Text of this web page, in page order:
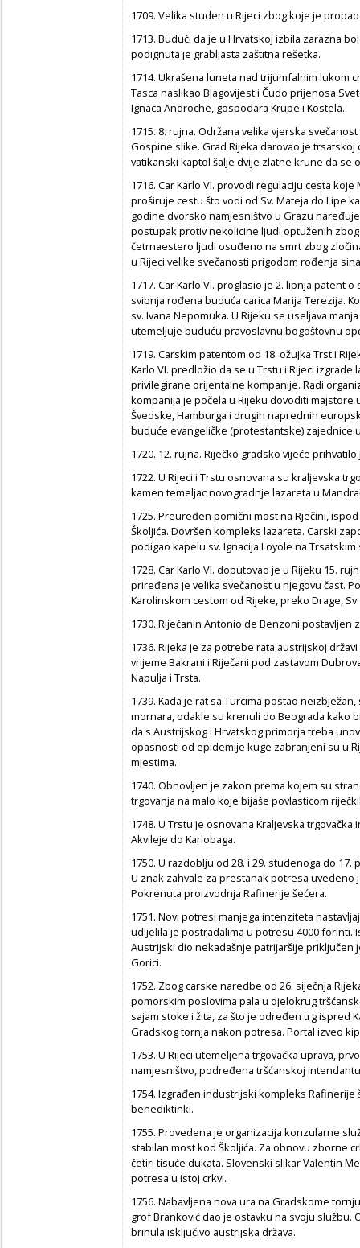
1709. Velika studen u Rijeci zbog koje je
1713. Budući da je u Hrvatskoj izbila zarazna
podignuta je grabljasta zaštitna rešetka.
1714. Ukrašena luneta nad trijumfalnim lukom
Tasca naslikao Blagovijest i Čudo prijenosa
Ignaca Androche, gospodara Krupe i Kostela.
1715. 8. rujna. Održana velika vjerska
Gospine slike. Grad Rijeka darovao je
vatikanski kaptol šalje dvije zlatne krune da se
1716. Car Karlo VI. provodi regulaciju cesta
proširuje cestu što vodi od Sv. Mateja do Lipe
godine dvorsko namjesništvo u Grazu
postupak protiv nekolicine ljudi optuženih
četrnaestero ljudi osuđeno na smrt zbog
u Rijeci velike svečanosti prigodom rođenja sina
1717. Car Karlo VI. proglasio je 2. lipnja patent
svibnja rođena buduća carica Marija Terezija.
sv. Ivana Nepomuka. U Rijeku se useljava
utemeljuje buduću pravoslavnu bogoštovnu
1719. Carskim patentom od 18. ožujka Trst i
Karlo VI. predložio da se u Trstu i Rijeci
privilegirane orijentalne kompanije. Radi
kompanija je počela u Rijeku dovoditi
Švedske, Hamburga i drugih naprednih
buduće evangeličke (protestantske) zajednice
1720. 12. rujna. Riječko gradsko vijeće
1722. U Rijeci i Trstu osnovana su kraljevska
kamen temeljac novogradnje lazareta u
1725. Preuređen pomični most na Rječini,
Školjića. Dovršen kompleks lazareta. Carski
podigao kapelu sv. Ignacija Loyole na
1728. Car Karlo VI. doputovao je u Rijeku 15.
priređena je velika svečanost u njegovu čast.
Karolinskom cestom od Rijeke, preko Drage,
1730. Riječanin Antonio de Benzoni postavljen
1736. Rijeka je za potrebe rata austrijskoj
vrijeme Bakrani i Riječani pod zastavom
Napulja i Trsta.
1739. Kada je rat sa Turcima postao
mornara, odakle su krenuli do Beograda kako
da s Austrijskog i Hrvatskog primorja treba
opasnosti od epidemije kuge zabranjeni su u
mjestima.
1740. Obnovljen je zakon prema kojem su
trgovanja na malo koje bijaše povlasticom
1748. U Trstu je osnovana Kraljevska
Akvileje do Karlobaga.
1750. U razdoblju od 28. i 29. studenoga do
U znak zahvale za prestanak potresa uvedeno
Pokrenuta proizvodnja Rafinerije šećera.
1751. Novi potresi manjega intenziteta
udijelila je postradalima u potresu 4000 forinti.
Austrijski dio nekadašnje patrijaršije
Gorici.
1752. Zbog carske naredbe od 26. siječnja
pomorskim poslovima pala u djelokrug
sajam stoke i žita, za što je određen trg ispred
Gradskog tornja nakon potresa. Portal izveo
1753. U Rijeci utemeljena trgovačka uprava,
namjesništvo, podređena tršćanskoj
1754. Izgrađen industrijski kompleks Rafinerije
benediktinki.
1755. Provedena je organizacija konzularne
stabilan most kod Školjića. Za obnovu zborne
četiri tisuće dukata. Slovenski slikar Valentin
potresa u istoj crkvi.
1756. Nabavljena nova ura na Gradskome
grof Branković dao je ostavku na svoju
brinula isključivo austrijska država.